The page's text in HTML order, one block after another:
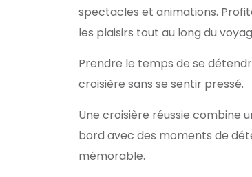
spectacles et animations.
les plaisirs tout au long du
Prendre le temps de se
croisière sans se sentir pressé.
Une croisière réussie combine
bord avec des moments de
mémorable.